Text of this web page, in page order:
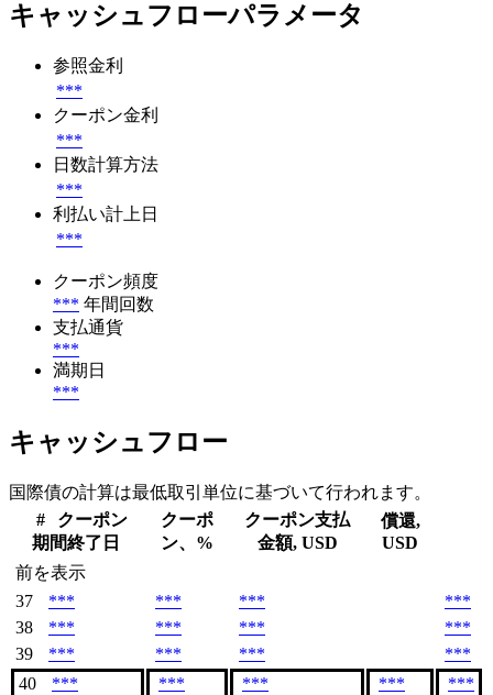
キャッシュフローパラメータ
参照金利
***
クーポン金利
***
日数計算方法
***
利払い計上日
***
クーポン頻度
*** 年間回数
支払通貨
***
満期日
***
キャッシュフロー
国際債の計算は最低取引単位に基づいて行われます。
#
クーポン
期間終了日
クーポ
ン、%
クーポン支払
金額, USD
償還,
USD
前を表示
37
*** *** ***
***
38
*** *** ***
***
39
*** *** ***
***
40
*** *** *** ***
***